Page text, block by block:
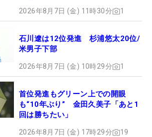
2026年8月7日 (金) 11時30分 1
石川遼は12位発進 杉浦悠太20位/
米男子下部
2026年8月7日 (金) 10時29分 1
首位発進もグリーン上での開眼
も“10年ぶり” 金田久美子「あと1
回は勝ちたい」
2026年8月7日 (金) 17時29分 19